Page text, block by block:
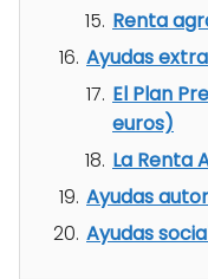
Renta
Ayudas
El Plan
euros)
La Renta
Ayudas
Ayudas